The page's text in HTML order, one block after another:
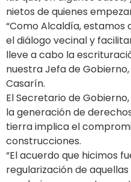
nietos de quienes
“Como Alcaldía,
el diálogo vecinal y
lleve a cabo la
nuestra Jefa de Gobierno,
Casarín.
El Secretario de
la generación de
tierra implica el
construcciones.
“El acuerdo que hicimos
regularización de